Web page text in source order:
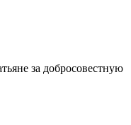
за добросовестную